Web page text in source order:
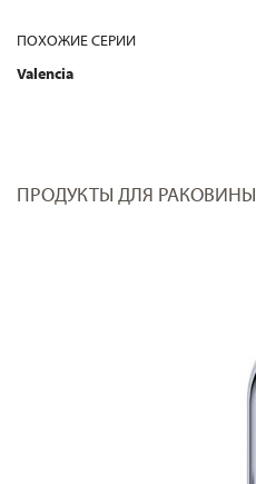
ПОХОЖИЕ СЕРИИ
Valencia
ПРОДУКТЫ ДЛЯ РАКОВИНЫ